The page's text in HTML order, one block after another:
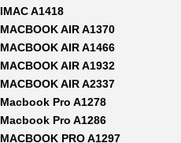
IMAC A1418
MACBOOK AIR A1370
MACBOOK AIR A1466
MACBOOK AIR A1932
MACBOOK AIR A2337
Macbook Pro A1278
Macbook Pro A1286
MACBOOK PRO A1297